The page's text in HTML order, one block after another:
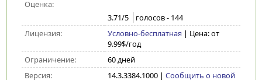
Оценка:
3.71/5 голосов - 144
Лицензия:
Условно-бесплатная | Цена: от
9.99$/год
Ограничение:
60 дней
Версия:
14.3.3384.1000| Сообщить о новой